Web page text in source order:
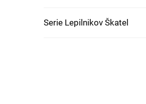
Serie Lepilnikov Škatel